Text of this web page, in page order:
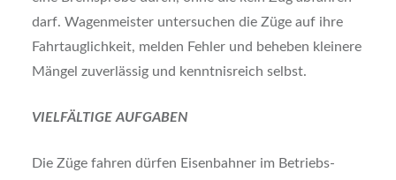
darf. Wagen­meis­ter unter­su­chen die Züge auf ihre
Fahr­taug­lich­keit, mel­den Feh­ler und behe­ben klei­ne­re
Män­gel zuver­läs­sig und kennt­nis­reich selbst.
VIELFÄLTIGE AUFGABEN
Die Züge fah­ren dür­fen Eisen­bah­ner im Betriebs­